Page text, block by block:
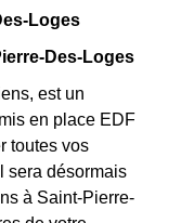
Loges
Des-Loges
est un
en place EDF
toutes vos
sera désormais
à Saint-Pierre-